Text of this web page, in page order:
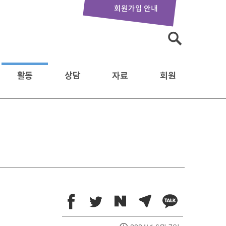
회원가입 안내
활동 상담 자료 회원